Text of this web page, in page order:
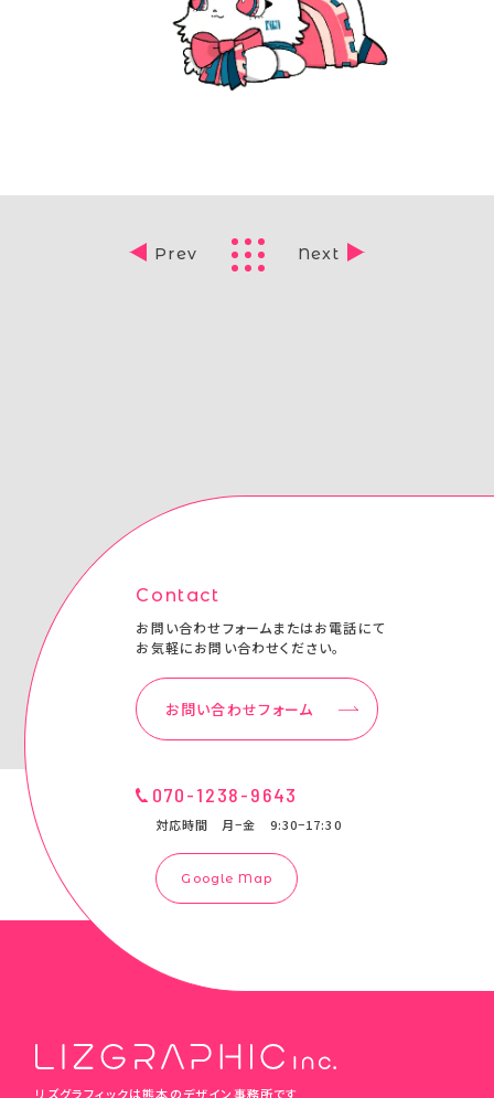
Prev Next
Contact
お問い合わせフォームまたはお電話にて
お気軽にお問い合わせください。
お問い合わせフォーム
070-1238-9643
対応時間 月−金 9:30−17:30
Google Map
リズグラフィックは熊本のデザイン事務所です